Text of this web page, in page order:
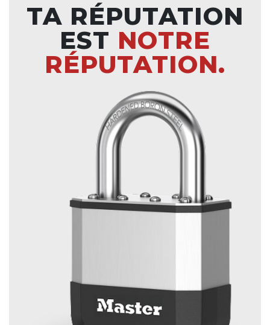
TA RÉPUTATION
EST NOTRE
RÉPUTATION.